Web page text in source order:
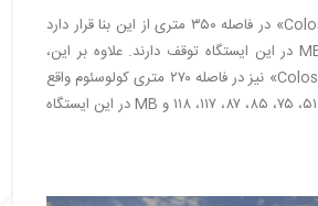
ایستگاه متروی «Colosseo» در فاصله ۳۵۰ متری از این بنا قرار دارد
و خطوط MEB و MEB1 در این ایستگاه توقف دارند. علاوه بر این،
ایستگاه اتوبوس «Colosseo» نیز در فاصله ۲۷۰ متری کولوسئوم واقع
شده و خطوط اتوبوس ۵۱، ۷۵، ۸۵، ۸۷، ۱۱۷، ۱۱۸ و MB در این ایستگاه